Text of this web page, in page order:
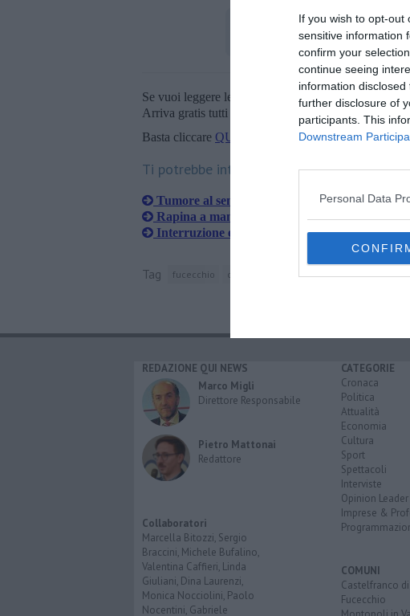
If you wish to opt-out
sensitive information
confirm your
continue seeing
information
further disclosure of
participants. This
Downstream
Personal Data
Se vuoi leggere le notizie principali della Toscana
Arriva gratis tutti i giorni alle 20:00 direttamente nella
Basta cliccare QUI
Ti potrebbe interessare anche:
Tumore al seno, la prevenzione viaggia in
Rapina a mano armata alla Coop, nessun
Interruzione elettrica straordinaria per lavori
Tag fucecchio città metropolitana di firenze riserva
REDAZIONE QUI NEWS
Marco Migli
Direttore Responsabile
Pietro Mattonai
Redattore
Collaboratori
Marcella Bitozzi, Sergio
Braccini, Michele Bufalino,
Valentina Caffieri, Linda
Giuliani, Dina Laurenzi,
Monica Nocciolini, Paolo
Nocentini, Gabriele
CATEGORIE
Cronaca
Politica
Attualità
Economia
Cultura
Sport
Spettacoli
Interviste
Opinion Leader
Imprese &
COMUNI
Castelfranco
Fucecchio